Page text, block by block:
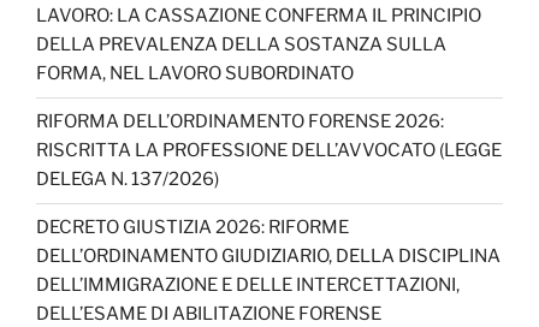
LAVORO: LA CASSAZIONE CONFERMA IL PRINCIPIO
DELLA PREVALENZA DELLA SOSTANZA SULLA
FORMA, NEL LAVORO SUBORDINATO
RIFORMA DELL’ORDINAMENTO FORENSE 2026:
RISCRITTA LA PROFESSIONE DELL’AVVOCATO (LEGGE
DELEGA N. 137/2026)
DECRETO GIUSTIZIA 2026: RIFORME
DELL’ORDINAMENTO GIUDIZIARIO, DELLA DISCIPLINA
DELL’IMMIGRAZIONE E DELLE INTERCETTAZIONI,
DELL’ESAME DI ABILITAZIONE FORENSE